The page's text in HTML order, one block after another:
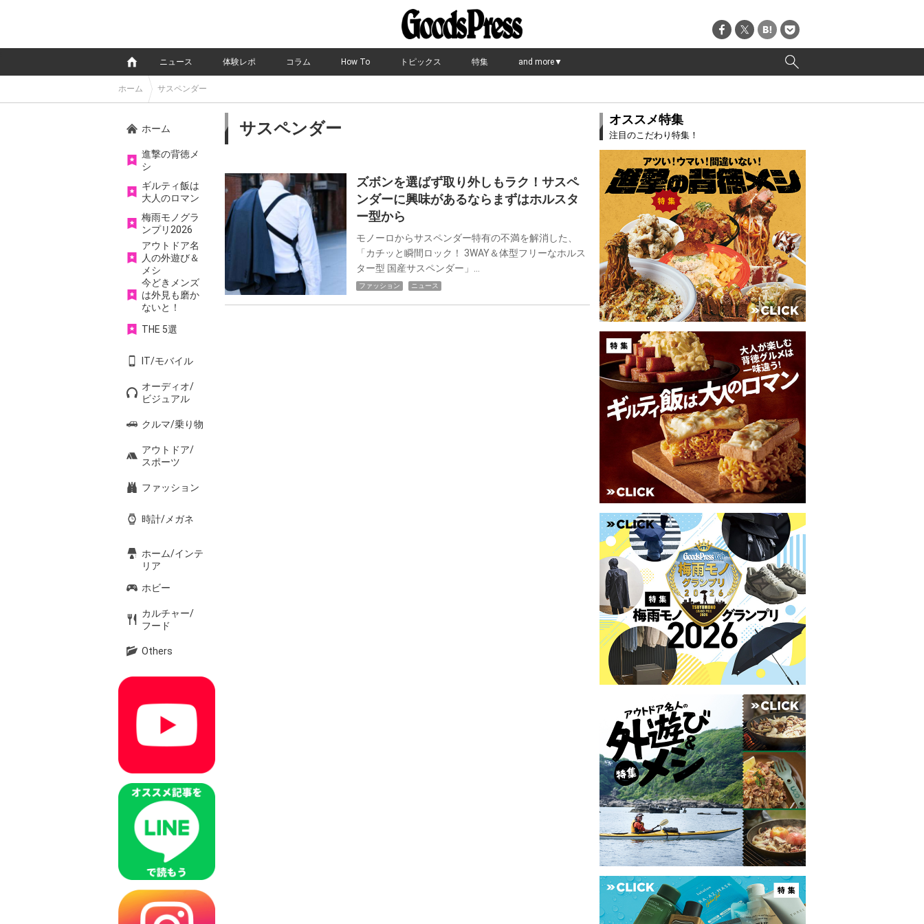
ニュース 体験レポ コラム How To トピックス 特集 and more▼
ホーム サスペンダー
ホーム
進撃の背徳メ
シ
ギルティ飯は
大人のロマン
梅雨モノグラ
ンプリ2026
アウトドア名
人の外遊び＆
メシ
今どきメンズ
は外見も磨か
ないと！
THE 5選
IT/モバイル
オーディオ/
ビジュアル
クルマ/乗り物
アウトドア/
スポーツ
ファッション
時計/メガネ
ホーム/インテ
リア
ホビー
カルチャー/
フード
Others
サスペンダー
ズボンを選ばず取り外しもラク！サスペ
ンダーに興味があるならまずはホルスタ
ー型から
モノーロからサスペンダー特有の不満を解消した、
「カチッと瞬間ロック！ 3WAY＆体型フリーなホルス
ター型 国産サスペンダー」…
ファッション ニュース
オススメ特集
注目のこだわり特集！